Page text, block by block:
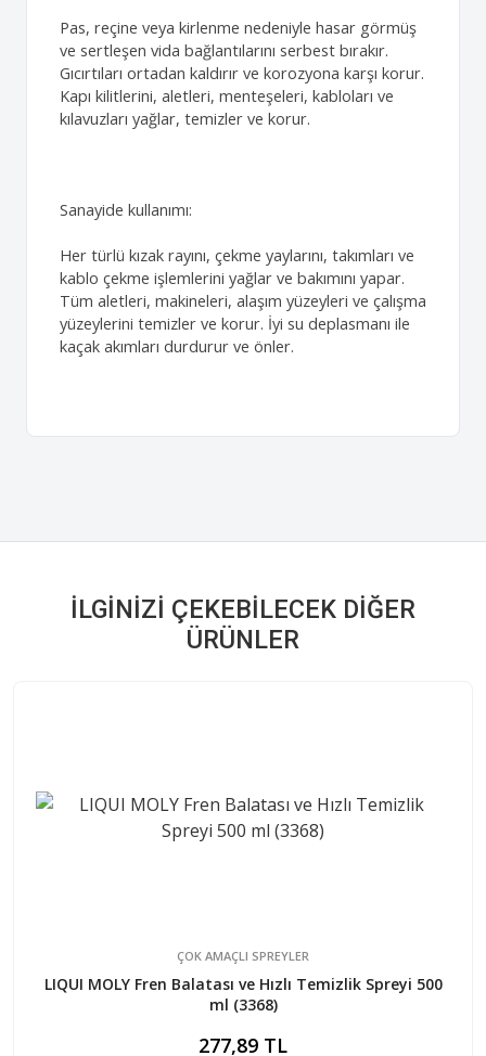
Pas, reçine veya kirlenme nedeniyle hasar görmüş
ve sertleşen vida bağlantılarını serbest bırakır.
Gıcırtıları ortadan kaldırır ve korozyona karşı korur.
Kapı kilitlerini, aletleri, menteşeleri, kabloları ve
kılavuzları yağlar, temizler ve korur.
Sanayide kullanımı:
Her türlü kızak rayını, çekme yaylarını, takımları ve
kablo çekme işlemlerini yağlar ve bakımını yapar.
Tüm aletleri, makineleri, alaşım yüzeyleri ve çalışma
yüzeylerini temizler ve korur. İyi su deplasmanı ile
kaçak akımları durdurur ve önler.
İLGINIZI ÇEKEBILECEK DIĞER
ÜRÜNLER
ÇOK AMAÇLI SPREYLER
LIQUI MOLY Fren Balatası ve Hızlı Temizlik Spreyi 500
ml (3368)
277,89 TL